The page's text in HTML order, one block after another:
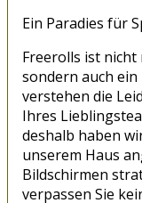
Ein Paradies für
Freerolls ist
sondern auch
verstehen die
Ihres
deshalb haben
unserem Haus
Bildschirmen
verpassen Sie